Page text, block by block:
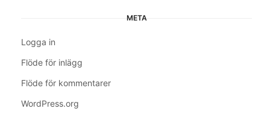
META
Logga in
Flöde för inlägg
Flöde för kommentarer
WordPress.org